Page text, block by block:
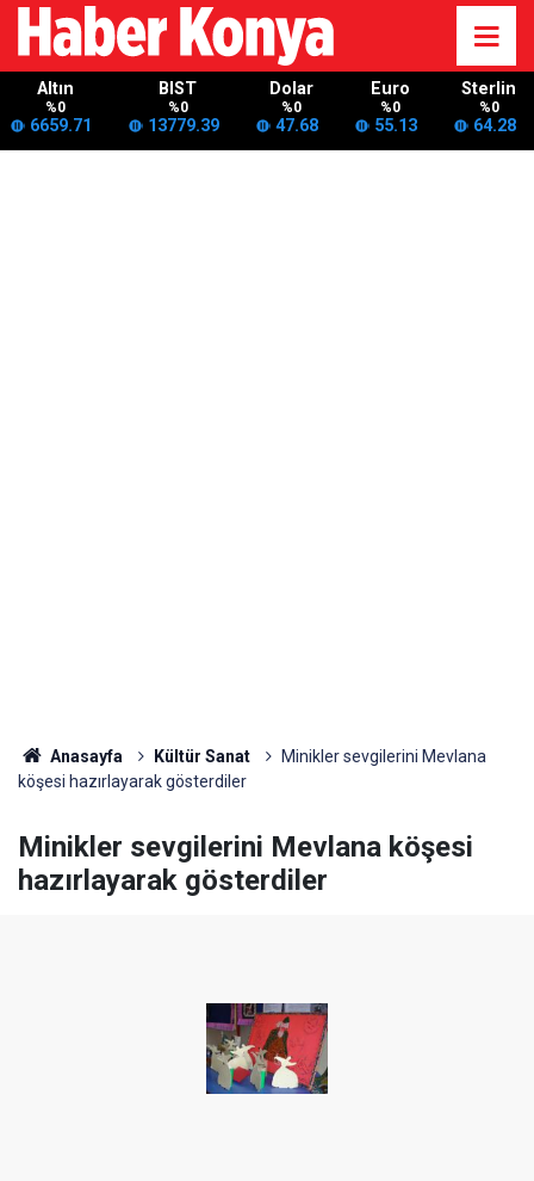
Altın
%0
6659.71
BIST
%0
13779.39
Dolar
%0
47.68
Euro
%0
55.13
Sterlin
%0
64.28
Anasayfa Kültür Sanat
Minikler sevgilerini Mevlana
köşesi hazırlayarak gösterdiler
Minikler sevgilerini Mevlana köşesi
hazırlayarak gösterdiler